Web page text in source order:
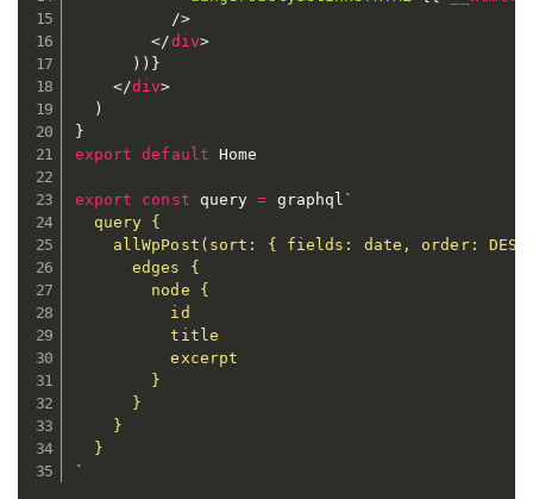
/>
</div>
) ) }
</div>
)
}
export
default Home
export const query = graphql `
  query {
allWpPost(sort: { fields: date, order: DESC
      edges {
        node {
          id
          title
          excerpt
        }
      }
    }
`